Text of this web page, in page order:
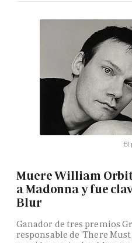
El
Muere William
a Madonna y fue
Blur
Ganador de tres premios
responsable de 'There